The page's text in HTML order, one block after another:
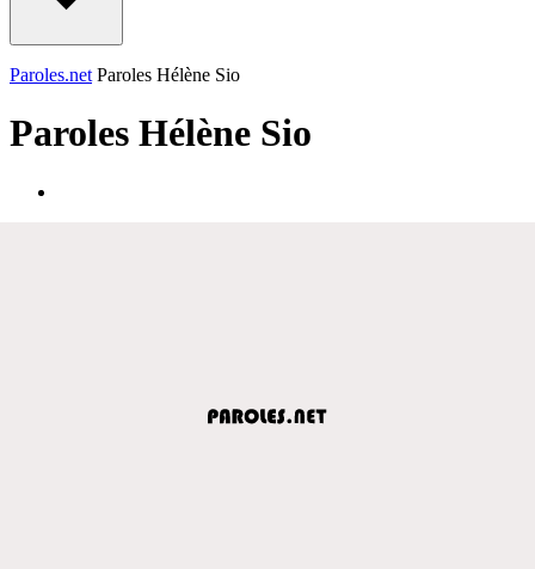
Paroles.net Paroles Hélène Sio
Paroles Hélène Sio